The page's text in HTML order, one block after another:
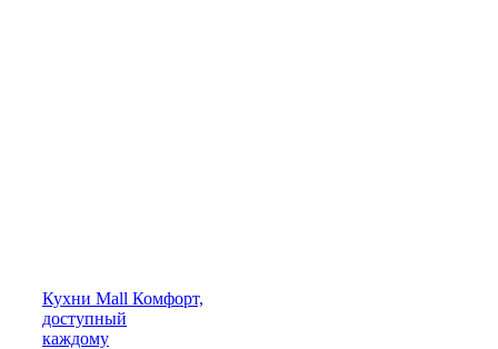
Кухни Mall Комфорт,
доступный
каждому